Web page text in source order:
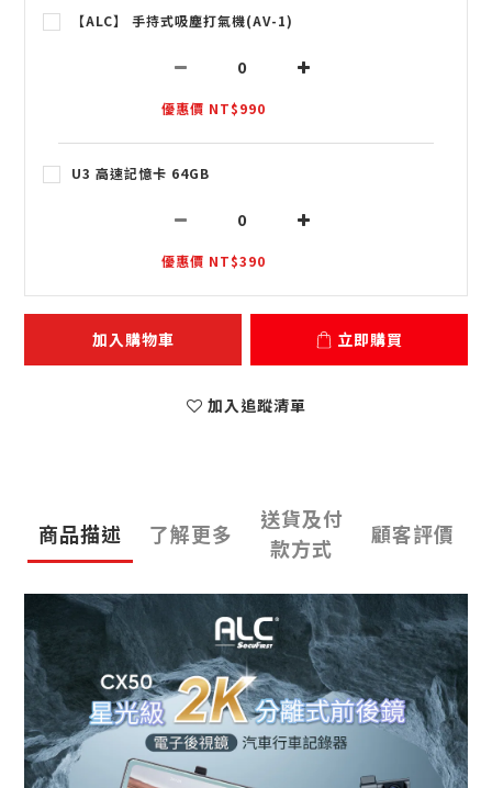
【ALC】 手持式吸塵打氣機(AV-1)
優惠價 NT$990
U3 高速記憶卡 64GB
優惠價 NT$390
加入購物車 立即購買
加入追蹤清單
商品描述 了解更多
送貨及付
款方式
顧客評價